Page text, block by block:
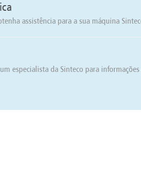
assistência para a sua máquina
especialista da Sinteco para